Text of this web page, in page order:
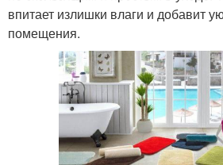
впитает излишки влаги и добавит
помещения.